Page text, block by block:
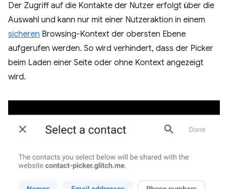
Der Zugriff auf die Kontakte der Nutzer erfolgt über die
Auswahl und kann nur mit einer Nutzeraktion in einem
sicheren Browsing-Kontext der obersten Ebene
aufgerufen werden. So wird verhindert, dass der Picker
beim Laden einer Seite oder ohne Kontext angezeigt
wird.